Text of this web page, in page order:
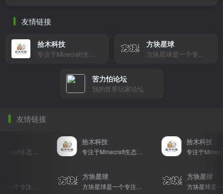
友情链接
拾木科技
专注于Minecraft生态建设
方块星球
方块星球是一个专注于我的世界的中文论坛，提供丰富的资源分享、玩家交流和创意展示，包括地图、皮肤、数据包等内容，打造Minecraft玩家的专属社区乐园！
苦力怕论坛
我的世界玩家论坛
友情链接
专注于Minecraft生态建设
拾木科技
专注于Minecraft生态建设
拾木科技
方块星球 方块星球